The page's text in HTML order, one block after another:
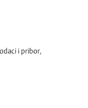
i pribor,